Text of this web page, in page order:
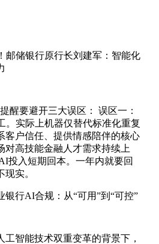
邮储银行原行长刘建军：智能化
醒要避开三大误区： 误区一：
。实际上机器仅替代标准化重复
客户信任、提供情感陪伴的核心
对高技能金融人才需求持续上
投入短期回本。一年内就要回
实。
银行AI合规：从“可用”到“可控”
工智能技术双重变革的背景下，